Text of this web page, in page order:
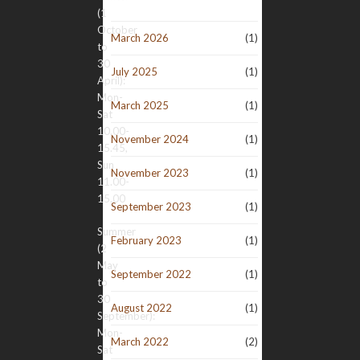
March 2026 (1)
July 2025 (1)
March 2025 (1)
November 2024 (1)
November 2023 (1)
September 2023 (1)
February 2023 (1)
September 2022 (1)
August 2022 (1)
March 2022 (2)
(1
October
to
30
April):
Mon-
Sat
10.00-
15.45,
Sun
11.00-
15.00
Summer
(2
May
to
30
September):
Mon-
Sat